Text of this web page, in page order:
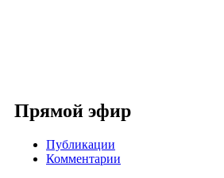
Прямой эфир
Публикации
Комментарии